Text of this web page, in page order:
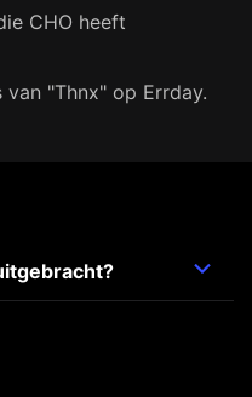
CHO heeft
"Thnx" op Errday.